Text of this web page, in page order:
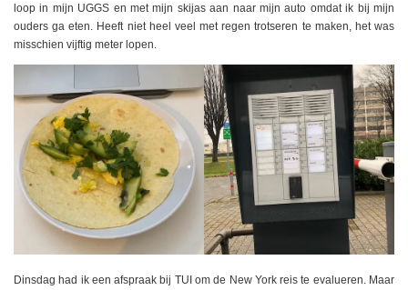
loop in mijn UGGS en met mijn skijas aan naar mijn auto omdat ik bij mijn
ouders ga eten. Heeft niet heel veel met regen trotseren te maken, het was
misschien vijftig meter lopen.
Dinsdag had ik een afspraak bij TUI om de New York reis te evalueren. Maar